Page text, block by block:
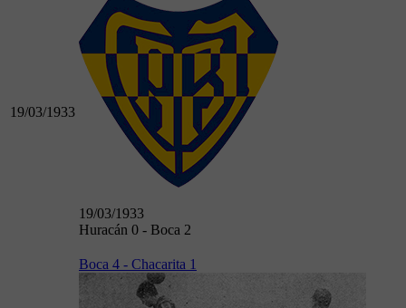
19/03/1933
19/03/1933
Huracán 0 - Boca 2
Boca 4 - Chacarita 1